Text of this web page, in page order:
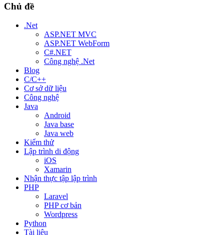
Chủ đề
.Net
ASP.NET MVC
ASP.NET WebForm
C#.NET
Công nghệ .Net
Blog
C/C++
Cơ sở dữ liệu
Công nghệ
Java
Android
Java base
Java web
Kiểm thử
Lập trình di động
iOS
Xamarin
Nhận thực tập lập trình
PHP
Laravel
PHP cơ bản
Wordpress
Python
Tài liệu